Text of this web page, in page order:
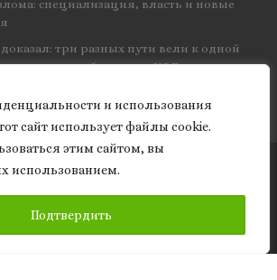
и использования
сайт использует файлы cookie.
этим сайтом, вы
использованием.
Подтвердить
специализация, власть и новые
три разных пути вели к одной
и навсегда объединил КЭД
of science– Все права защищены